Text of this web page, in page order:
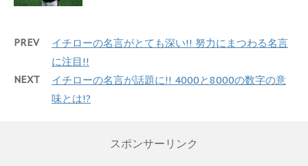
PREV
イチローの名言がとても深い!! 努力にまつわる名言
に注目!!
NEXT
イチローの名言が話題に!! 4000と8000の数字の意
味とは!?
スポンサーリンク